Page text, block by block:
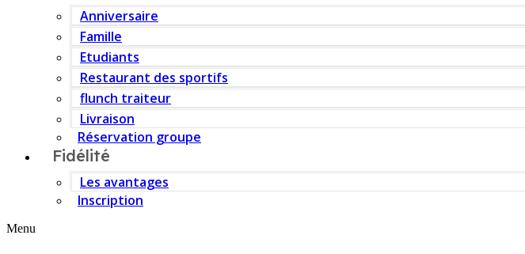
Anniversaire
Famille
Etudiants
Restaurant des sportifs
flunch traiteur
Livraison
Réservation groupe
Fidélité
Les avantages
Inscription
Menu